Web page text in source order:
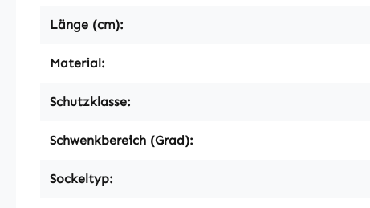
Länge (cm):
Material:
Schutzklasse:
Schwenkbereich (Grad):
Sockeltyp: